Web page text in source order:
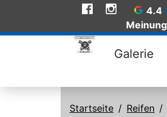
Galerie
Social
Media
4.4
Startseite Reifen